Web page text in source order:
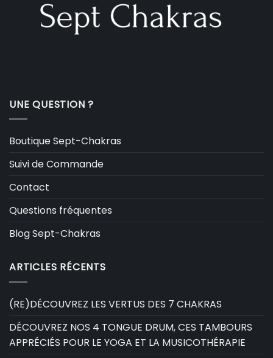
UNE QUESTION ?
Boutique Sept-Chakras
Suivi de Commande
Contact
Questions fréquentes
Blog Sept-Chakras
ARTICLES RÉCENTS
(RE)DÉCOUVREZ LES VERTUS DES 7 CHAKRAS
DÉCOUVREZ NOS 4 TONGUE DRUM, CES TAMBOURS
APPRÉCIÉS POUR LE YOGA ET LA MUSICOTHÉRAPIE